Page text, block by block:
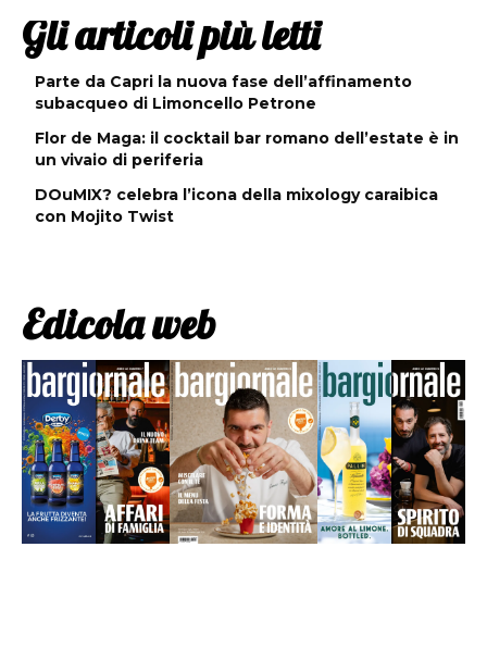
Gli articoli più letti
Parte da Capri la nuova fase dell’affinamento
subacqueo di Limoncello Petrone
Flor de Maga: il cocktail bar romano dell’estate è in
un vivaio di periferia
DOuMIX? celebra l’icona della mixology caraibica
con Mojito Twist
Edicola web